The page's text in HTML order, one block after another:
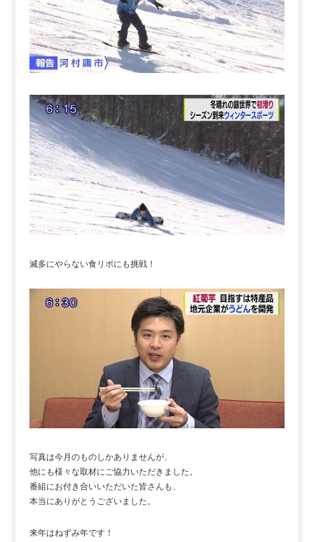
滅多にやらない食リポにも挑戦！
写真は今月のものしかありませんが、
他にも様々な取材にご協力いただきました。
番組にお付き合いいただいた皆さんも、
本当にありがとうございました。
来年はねずみ年です！